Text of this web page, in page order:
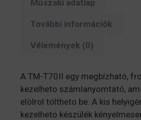
Műszaki adatlap
További információk
Vélemények (0)
A TM-T70II egy megbízható,
kezelheto számlanyomtató,
elölrol töltheto be. A kis
kezelheto készülék